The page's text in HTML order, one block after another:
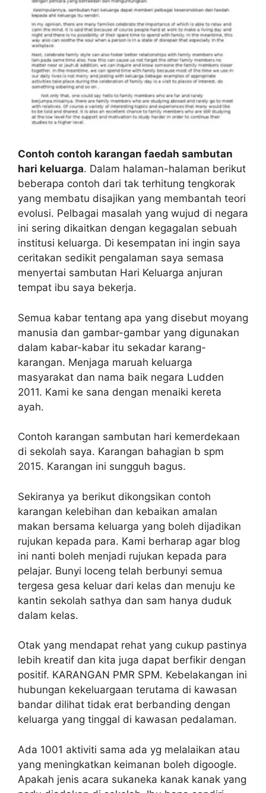
Contoh contoh karangan faedah sambutan
hari keluarga. Dalam halaman-halaman berikut
beberapa contoh dari tak terhitung tengkorak
yang membatu disajikan yang membantah teori
evolusi. Pelbagai masalah yang wujud di negara
ini sering dikaitkan dengan kegagalan sebuah
institusi keluarga. Di kesempatan ini ingin saya
ceritakan sedikit pengalaman saya semasa
menyertai sambutan Hari Keluarga anjuran
tempat ibu saya bekerja.
Semua kabar tentang apa yang disebut moyang
manusia dan gambar-gambar yang digunakan
dalam kabar-kabar itu sekadar karang-
karangan. Menjaga maruah keluarga
masyarakat dan nama baik negara Ludden
2011. Kami ke sana dengan menaiki kereta
ayah.
Contoh karangan sambutan hari kemerdekaan
di sekolah saya. Karangan bahagian b spm
2015. Karangan ini sungguh bagus.
Sekiranya ya berikut dikongsikan contoh
karangan kelebihan dan kebaikan amalan
makan bersama keluarga yang boleh dijadikan
rujukan kepada para. Kami berharap agar blog
ini nanti boleh menjadi rujukan kepada para
pelajar. Bunyi loceng telah berbunyi semua
tergesa gesa keluar dari kelas dan menuju ke
kantin sekolah sathya dan sam hanya duduk
dalam kelas.
Otak yang mendapat rehat yang cukup pastinya
lebih kreatif dan kita juga dapat berfikir dengan
positif. KARANGAN PMR SPM. Kebelakangan ini
hubungan kekeluargaan terutama di kawasan
bandar dilihat tidak erat berbanding dengan
keluarga yang tinggal di kawasan pedalaman.
Ada 1001 aktiviti sama ada yg melalaikan atau
yang meningkatkan keimanan boleh digoogle.
Apakah jenis acara sukaneka kanak kanak yang